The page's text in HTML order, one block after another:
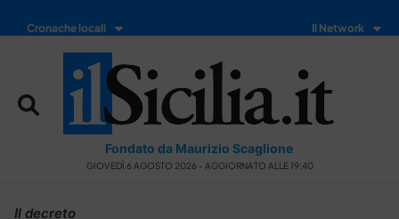
Cronache locali Il Network
Fondato da Maurizio Scaglione
GIOVEDÌ 6 AGOSTO 2026 - AGGIORNATO ALLE 19:40
Il decreto